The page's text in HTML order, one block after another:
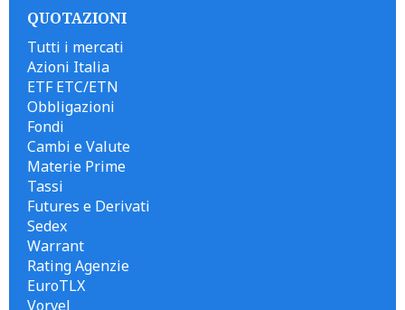
QUOTAZIONI
Tutti i mercati
Azioni Italia
ETF ETC/ETN
Obbligazioni
Fondi
Cambi e Valute
Materie Prime
Tassi
Futures e Derivati
Sedex
Warrant
Rating Agenzie
EuroTLX
Vorvel